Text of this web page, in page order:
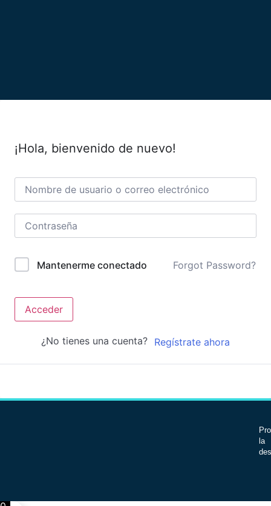
¡Hola, bienvenido de nuevo!
Mantenerme conectado Forgot Password?
Acceder
¿No tienes una cuenta? Regístrate ahora
la